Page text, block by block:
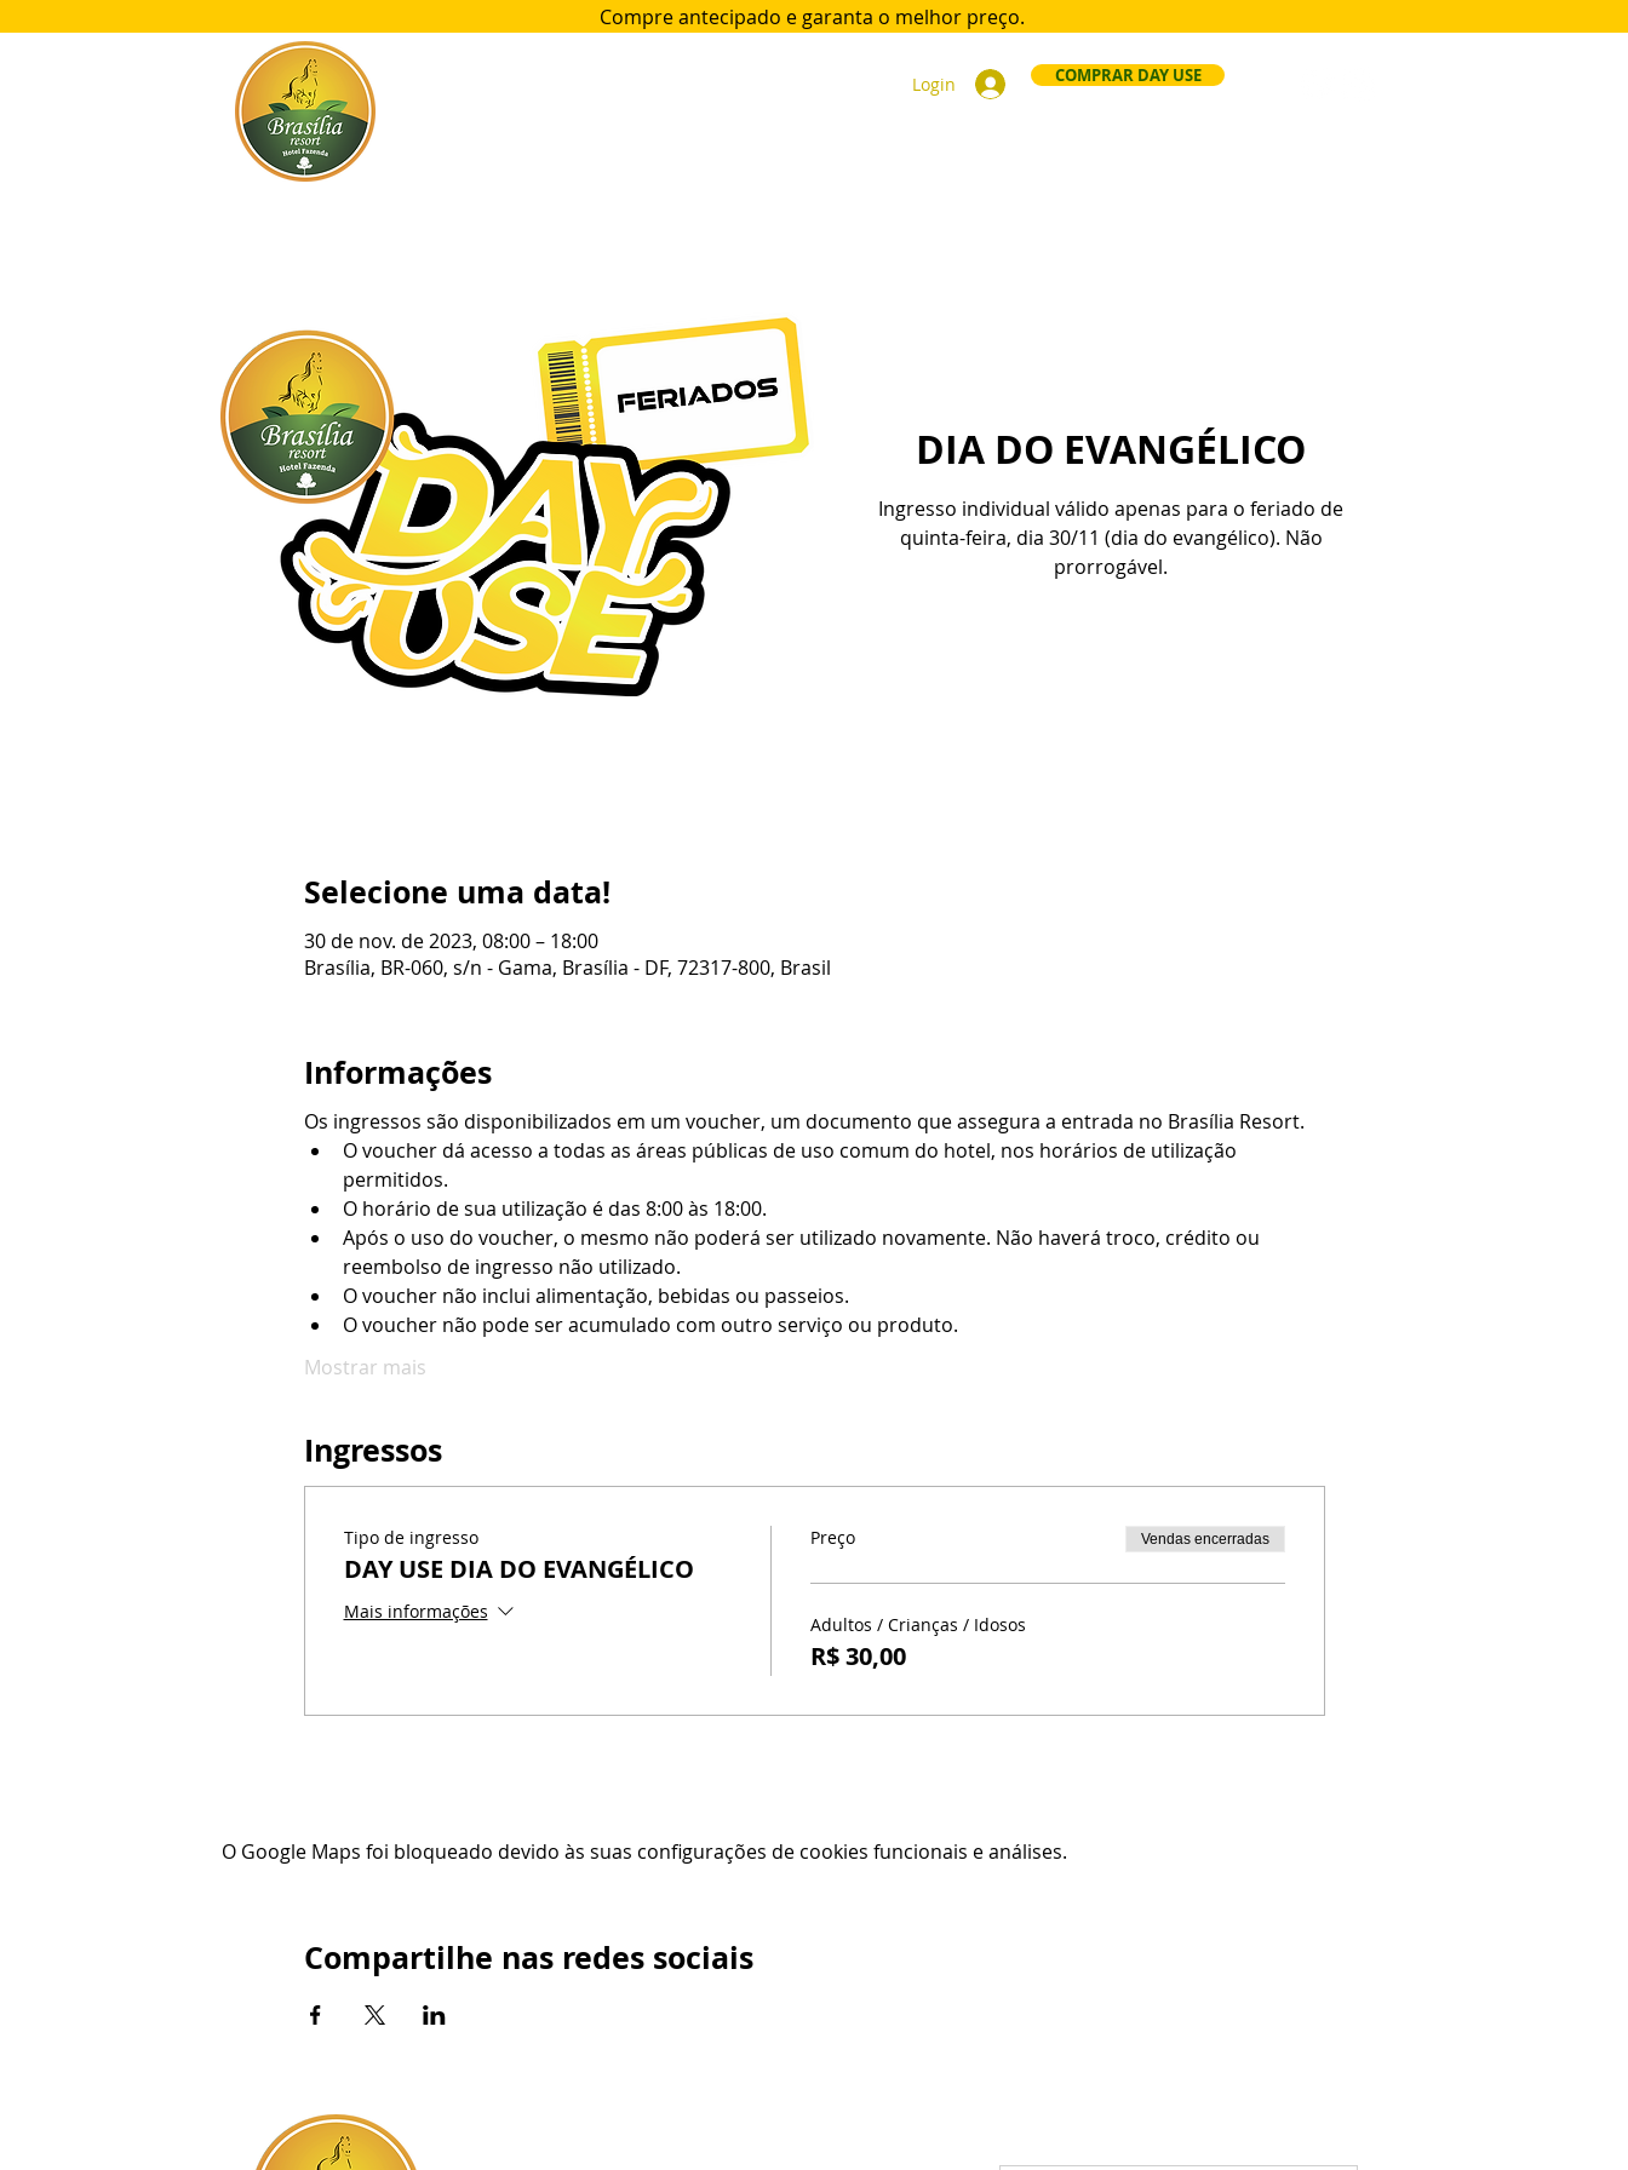
Compre antecipado e garanta o melhor preço.
Login COMPRAR DAY USE
DIA DO EVANGÉLICO
Ingresso individual válido apenas para o feriado de
quinta-feira, dia 30/11 (dia do evangélico). Não
prorrogável.
Selecione uma data!
30 de nov. de 2023, 08:00 – 18:00
Brasília, BR-060, s/n - Gama, Brasília - DF, 72317-800, Brasil
Informações
Os ingressos são disponibilizados em um voucher, um documento que assegura a entrada no Brasília Resort.
O voucher dá acesso a todas as áreas públicas de uso comum do hotel, nos horários de utilização
permitidos.
O horário de sua utilização é das 8:00 às 18:00.
Após o uso do voucher, o mesmo não poderá ser utilizado novamente. Não haverá troco, crédito ou
reembolso de ingresso não utilizado.
O voucher não inclui alimentação, bebidas ou passeios.
O voucher não pode ser acumulado com outro serviço ou produto.
Mostrar mais
Ingressos
Tipo de ingresso
DAY USE DIA DO EVANGÉLICO
Mais informações
Preço Vendas encerradas
Adultos / Crianças / Idosos
R$ 30,00
O Google Maps foi bloqueado devido às suas configurações de cookies funcionais e análises.
Compartilhe nas redes sociais